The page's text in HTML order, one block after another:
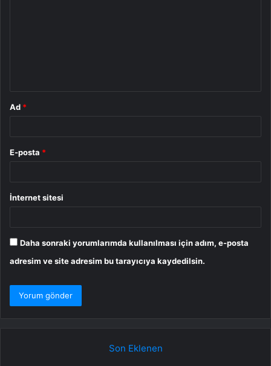
Ad *
E-posta *
İnternet sitesi
Daha sonraki yorumlarımda kullanılması için adım, e-posta
adresim ve site adresim bu tarayıcıya kaydedilsin.
Son Eklenen